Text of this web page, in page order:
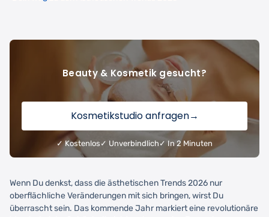
Beauty & Kosmetik gesucht?
Kosmetikstudio anfragen→
✓ Kostenlos ✓ Unverbindlich ✓ In 2 Minuten
Wenn Du denkst, dass die ästhetischen Trends 2026 nur
oberflächliche Veränderungen mit sich bringen, wirst Du
überrascht sein. Das kommende Jahr markiert eine revolutionäre